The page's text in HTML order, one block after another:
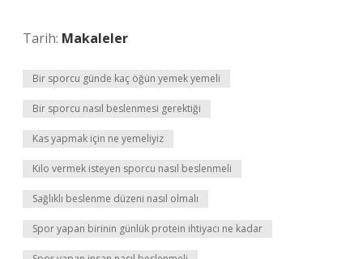
Tarih: Makaleler
Bir sporcu günde kaç öğün yemek yemeli
Bir sporcu nasıl beslenmesi gerektiği
Kas yapmak için ne yemeliyiz
Kilo vermek isteyen sporcu nasıl beslenmeli
Sağlıklı beslenme düzeni nasıl olmalı
Spor yapan birinin günlük protein ihtiyacı ne kadar